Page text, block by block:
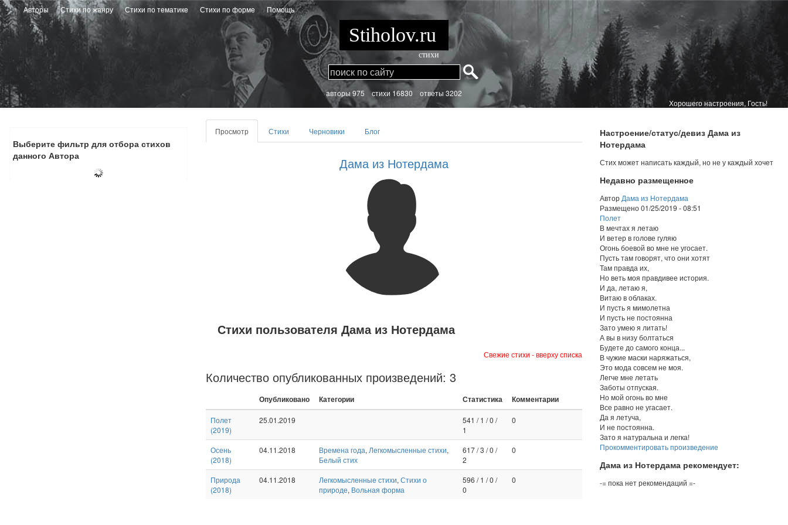
Перейти
к
основному
содержанию
Авторы Стихи по жанру Стихи по тематике Стихи по форме Помощь
Stiholov.ru
стихи
aвторы 975стихи 16830 ответы 3202
Хорошего настроения, Гость!
Выберите фильтр для отбора стихов
данного Автора
Главные
вкладки
Просмотр (активная
вкладка)
Стихи Черновики Блог
Дама из Нотердама
Стихи пользователя Дама из Нотердама
Свежие стихи - вверху списка
Количество опубликованных произведений: 3
Опубликовано Категории Статистика Комментарии
Полет
(2019)
25.01.2019 541 /1 /0 /
1
0
Осень
(2018)
04.11.2018 Времена года, Легкомысленные стихи,
Белый стих
617/3 /0 /
2
0
Природа
(2018)
04.11.2018 Легкомысленные стихи, Стихи о
природе, Вольная форма
596 /1 /0 /
0
0
Настроение/статус/девиз Дама из
Нотердама
Стих может написать каждый, но не у каждый хочет
Недавно размещенное
Автор Дама из Нотердама
Размещено01/25/2019 - 08:51
Полет
В мечтах я летаю
И ветер в голове гуляю
Огонь боевой во мне не угосает.
Пусть там говорят, что они хотят
Там правда их,
Но веть моя правдивее история.
И да, летаю я,
Витаю в облаках.
И пусть я мимолетна
И пусть не постоянна
Зато умею я литать!
А вы в низу болтаться
Будете до самого конца...
В чужие маски наряжаться,
Это мода совсем не моя.
Легче мне летать
Заботы отпуская.
Но мой огонь во мне
Все равно не угасает.
Да я летуча,
И не постоянна.
Зато я натуральна и легка!
Прокомментировать произведение
Дама из Нотердама рекомендует:
-= пока нет рекомендаций =-